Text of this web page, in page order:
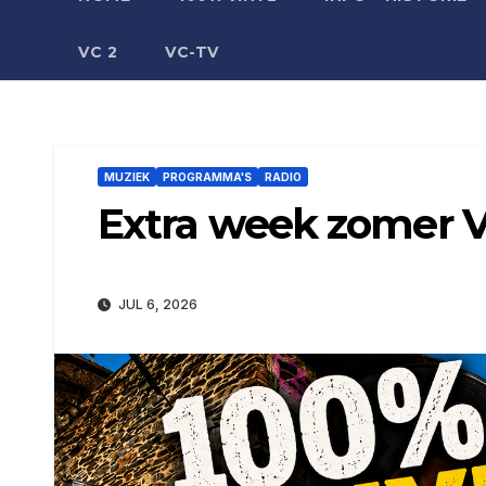
VC 2 VC-TV
MUZIEK PROGRAMMA'S RADIO
Extra week zomer
JUL 6, 2026